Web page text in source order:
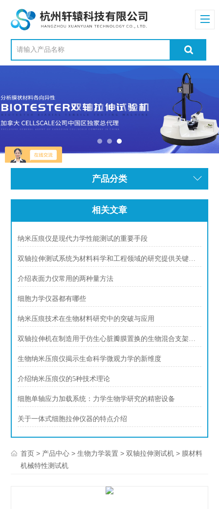
产品分类
相关文章
纳米压痕仪是现代力学性能测试的重要手段
双轴拉伸测试系统为材料科学和工程领域的研究提供关键数据和信息
介绍表面力仪常用的两种量方法
细胞力学仪器都有哪些
纳米压痕技术在生物材料研究中的突破与应用
双轴拉伸机在制造用于仿生心脏瓣膜置换的生物混合支架的应用
生物纳米压痕仪揭示生命科学微观力学的新维度
介绍纳米压痕仪的5种技术理论
细胞单轴应力加载系统：力学生物学研究的精密设备
关于一体式细胞拉伸仪器的特点介绍
首页 > 产品中心 >生物力学装置 >双轴拉伸测试机 > 膜材料
机械特性测试机